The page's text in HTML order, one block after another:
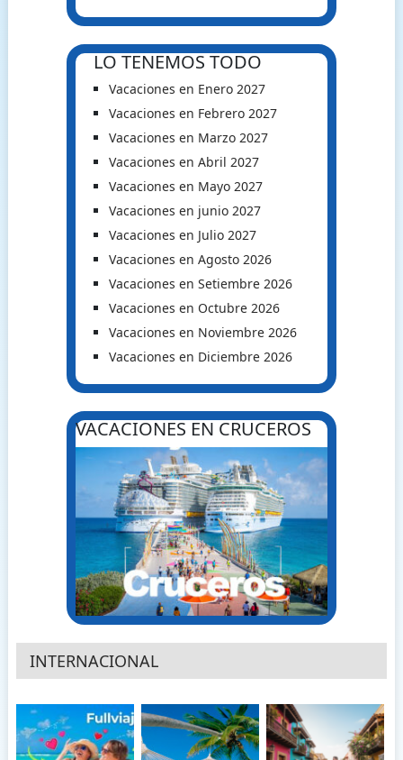
LO TENEMOS TODO
Vacaciones en Enero 2027
Vacaciones en Febrero 2027
Vacaciones en Marzo 2027
Vacaciones en Abril 2027
Vacaciones en Mayo 2027
Vacaciones en junio 2027
Vacaciones en Julio 2027
Vacaciones en Agosto 2026
Vacaciones en Setiembre 2026
Vacaciones en Octubre 2026
Vacaciones en Noviembre 2026
Vacaciones en Diciembre 2026
VACACIONES EN CRUCEROS
INTERNACIONAL